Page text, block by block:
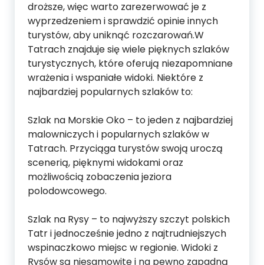
droższe, więc warto zarezerwować je z
wyprzedzeniem i sprawdzić opinie innych
turystów, aby uniknąć rozczarowań.W
Tatrach znajduje się wiele pięknych szlaków
turystycznych, które oferują niezapomniane
wrażenia i wspaniałe widoki. Niektóre z
najbardziej popularnych szlaków to:
Szlak na Morskie Oko – to jeden z najbardziej
malowniczych i popularnych szlaków w
Tatrach. Przyciąga turystów swoją uroczą
scenerią, pięknymi widokami oraz
możliwością zobaczenia jeziora
polodowcowego.
Szlak na Rysy – to najwyższy szczyt polskich
Tatr i jednocześnie jedno z najtrudniejszych
wspinaczkowo miejsc w regionie. Widoki z
Rysów są niesamowite i na pewno zapadną